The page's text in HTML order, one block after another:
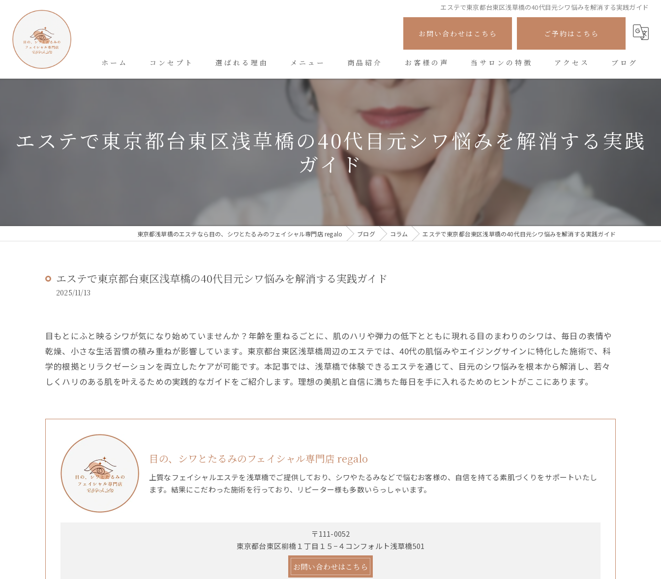
エステで東京都台東区浅草橋の40代目元シワ悩みを解消する実践ガイド
お問い合わせはこちら ご予約はこちら
ホーム コンセプト 選ばれる理由 メニュー 商品紹介 お客様の声 当サロンの特徴
フェイシャル
たるみ
アクセス ブログ
エステで東京都台東区浅草橋の40代目元シワ悩みを解消する実践
ガイド
東京都浅草橋のエステなら目の、シワとたるみのフェイシャル専門店 regalo ブログ コラム エステで東京都台東区浅草橋の40代目元シワ悩みを解消する実践ガイド
エステで東京都台東区浅草橋の40代目元シワ悩みを解消する実践ガイド
2025/11/13
目もとにふと映るシワが気になり始めていませんか？年齢を重ねるごとに、肌のハリや弾力の低下とともに現れる目のまわりのシワは、毎日の表情や
乾燥、小さな生活習慣の積み重ねが影響しています。東京都台東区浅草橋周辺のエステでは、40代の肌悩みやエイジングサインに特化した施術で、科
学的根拠とリラクゼーションを両立したケアが可能です。本記事では、浅草橋で体験できるエステを通じて、目元のシワ悩みを根本から解消し、若々
しくハリのある肌を叶えるための実践的なガイドをご紹介します。理想の美肌と自信に満ちた毎日を手に入れるためのヒントがここにあります。
目の、シワとたるみのフェイシャル専門店 regalo
上質なフェイシャルエステを浅草橋でご提供しており、シワやたるみなどで悩むお客様の、自信を持てる素肌づくりをサポートいたし
ます。結果にこだわった施術を行っており、リピーター様も多数いらっしゃいます。
〒111-0052
東京都台東区柳橋１丁目１５−４コンフォルト浅草橋501
お問い合わせはこちら